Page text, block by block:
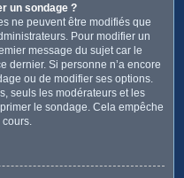
un sondage ?
ne peuvent être modifiés que
Pour modifier un
message du sujet car le
dernier. Si personne n’a encore
ou de modifier ses options.
seuls les modérateurs et les
le sondage. Cela empêche
cours.